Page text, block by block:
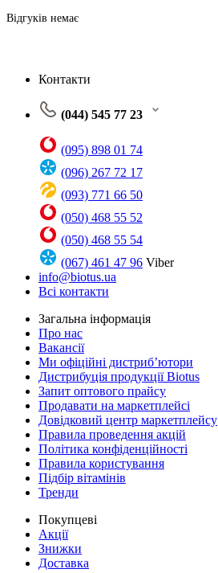
Відгуків немає
Контакти
(044) 545 77 23
(095) 898 01 74
(096) 267 72 17
(093) 771 66 50
(050) 468 55 52
(050) 468 55 54
(067) 461 47 96 Viber
info@biotus.ua
Всі контакти
Загальна інформація
Про нас
Вакансії
Ми офіційні дистриб’ютори
Дистрибуція продукції Biotus
Запит оптового прайсу
Продавати на маркетплейсі
Довідковий центр маркетплейсу
Правила проведення акцій
Політика конфіденційності
Правила користування
Підбір вітамінів
Тренди
Покупцеві
Акції
Знижки
Доставка